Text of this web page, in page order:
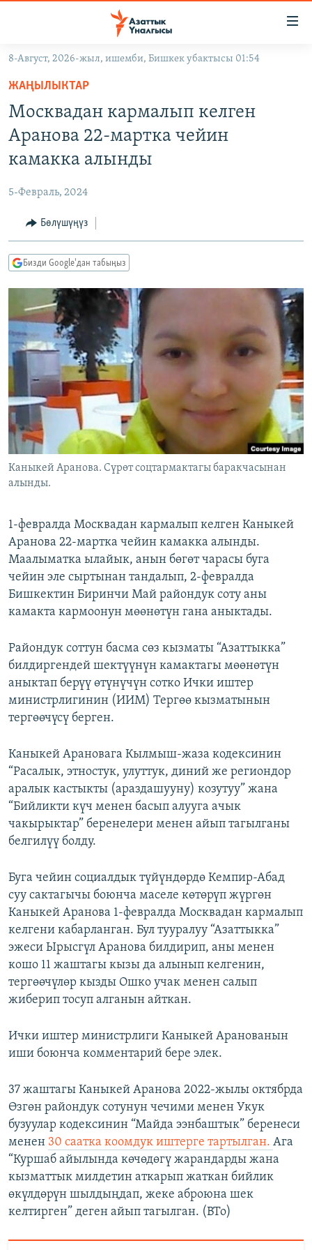
Навигацияга
өтүңүз
Издөөгө
салыңыз
МАДАНИЯТ
УКРАИНА
ТВ ПРОГРАММАЛАР
БҮГҮН АЗАТТЫКТА
ДАНИСТЕ
ЭЖЕ-СИҢДИЛЕР
АЗАТТЫК+
ЫҢГАЙСЫЗ СУРООЛОР
ПОДКАСТ
Русский
ОНЛАЙН ШЕРИНЕ
ЭЕ/АРнун бардык сайттары
8-Август, 2026-жыл, ишемби, Бишкек убактысы 01:54
ЖАҢЫЛЫКТАР
Москвадан кармалып келген
Аранова 22-мартка чейин
камакка алынды
5-Февраль, 2024
Бөлүшүңүз
Бизди Google'дан табыңыз
Каныкей Аранова. Сүрөт соцтармактагы баракчасынан
алынды.
1-февралда Москвадан кармалып келген Каныкей
Аранова 22-мартка чейин камакка алынды.
Маалыматка ылайык, анын бөгөт чарасы буга
чейин эле сыртынан тандалып, 2-февралда
Бишкектин Биринчи Май райондук соту аны
камакта кармоонун мөөнөтүн гана аныктады.
Райондук соттун басма сөз кызматы “Азаттыкка”
билдиргендей шектүүнүн камактагы мөөнөтүн
аныктап берүү өтүнүчүн сотко Ички иштер
министрлигинин (ИИМ) Тергөө кызматынын
тергөөчүсү берген.
Каныкей Арановага Кылмыш-жаза кодексинин
“Расалык, этностук, улуттук, диний же региондор
аралык кастыкты (араздашууну) козутуу” жана
“Бийликти күч менен басып алууга ачык
чакырыктар” беренелери менен айып тагылганы
белгилүү болду.
Буга чейин социалдык түйүндөрдө Кемпир-Абад
суу сактагычы боюнча маселе көтөрүп жүргөн
Каныкей Аранова 1-февралда Москвадан кармалып
келгени кабарланган. Бул тууралуу “Азаттыкка”
эжеси Ырысгүл Аранова билдирип, аны менен
кошо 11 жаштагы кызы да алынып келгенин,
тергөөчүлөр кызды Ошко учак менен салып
жиберип тосуп алганын айткан.
Ички иштер министрлиги Каныкей Аранованын
иши боюнча комментарий бере элек.
37 жаштагы Каныкей Аранова 2022-жылы октябрда
Өзгөн райондук сотунун чечими менен Укук
бузуулар кодексинин “Майда ээнбаштык” беренеси
менен 30 саатка коомдук иштерге тартылган. Ага
“Куршаб айылында көчөдөгү жарандарды жана
кызматтык милдетин аткарып жаткан бийлик
өкүлдөрүн шылдыңдап, жеке аброюна шек
келтирген” деген айып тагылган. (BTo)